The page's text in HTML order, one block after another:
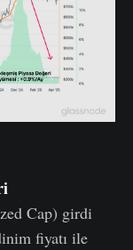
Cap) girdi
fiyatı ile